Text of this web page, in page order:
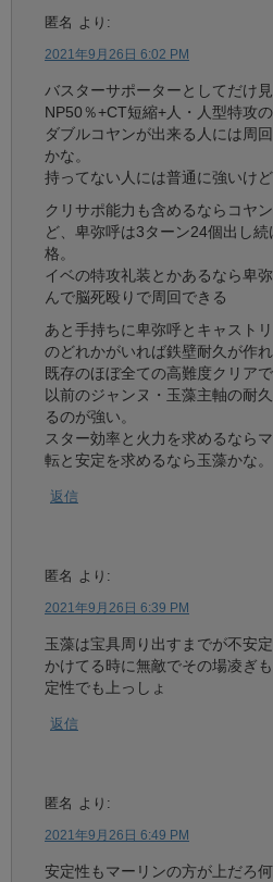
匿名 より:
2021年9月26日 6:02 PM
バスターサポーターとしてだけ
NP50％+CT短縮+人・人型特攻
ダブルコヤンが出来る人には周
かな。
持ってない人には普通に強いけど
クリサポ能力も含めるならコヤ
ど、卑弥呼は3ターン24個出し
格。
イベの特攻礼装とかあるなら卑
んで脳死殴りで周回できる
あと手持ちに卑弥呼とキャスト
のどれかがいれば鉄壁耐久が作れ
既存のほぼ全ての高難度クリア
以前のジャンヌ・玉藻主軸の耐
るのが強い。
スター効率と火力を求めるなら
転と安定を求めるなら玉藻かな。
返信
匿名 より:
2021年9月26日 6:39 PM
玉藻は宝具周り出すまでが不安
かけてる時に無敵でその場凌ぎ
定性でも上っしょ
返信
匿名 より:
2021年9月26日 6:49 PM
安定性もマーリンの方が上だろ